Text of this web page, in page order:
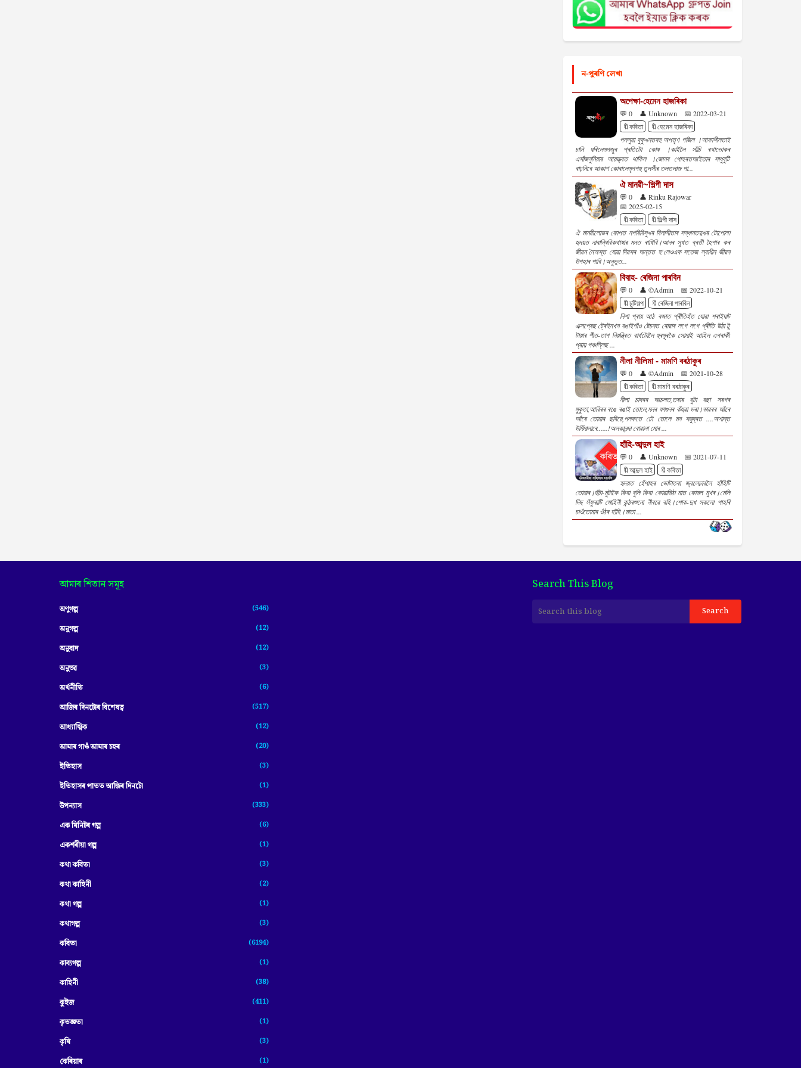
ন-পুৰণি লেখা
অপেক্ষা-হেমেন হাজৰিকা
💬 0 👤 Unknown
📅 2022-03-21
🔖কবিতা
🔖হেমেন হাজৰিকা
পলসুৱা বুকুখনতবহু অপতৃণ গজিল ।আকাশীলতাই
চানি ধৰিলেমগজুৰ প্ৰতিটো কোষ ।কাইলৈ সাঁচি ৰখাভোকৰ
এসাঁজনুনিয়াৰ আয়ত্ত্বত থাকিল ।জোনৰ পোহৰতআইতাৰ সাধুবুটি
বাঢ়নিৰে আকাশ কোবালেমৃগপহু তুলসীৰ তলতলাজ পা...
ঐ মানৱী~শিল্পী দাস
💬 0
👤 Rinku Rajowar
📅 2025-02-15
🔖কবিতা
🔖শিল্পী দাস
ঐ মানৱীলোভৰ কোপত নপৰিবিসুখৰ বিলাসীতাৰ সন্ধানতদুখৰ টোপোলা
হৃদয়ত নাবান্ধিবিকথাষাৰ মনত ৰাখিবি।আনৰ সুখত ব্ৰতী হৈপাৰ কৰ
জীৱন নৈঅস্ত যোৱা দিৱসৰ অন্তত হ'লেওএক সতেজ স্বাধীন জীৱন
উপহাৰ পাবি।অনুভূত...
বিবাহ- ৰেজিনা পাৰবিন
💬 0 👤 ©Admin
📅 2022-10-21
🔖চুটিগল্প
🔖ৰেজিনা পাৰবিন
নিশা প্ৰায় আঠ বজাত প্ৰীতিহঁত যোৱা শৰাইঘাট
এক্সপ্ৰেছ ট্ৰেইনখন বঙাইগাঁও ষ্টেচনত ৰোৱাৰ লগে লগে প্ৰীতি উঠা টু
টায়াৰ শীত-তাপ নিয়ন্ত্ৰিত বাৰ্থটোলৈ হুৰমূৰকৈ সোমাই আহিল এগৰাকী
প্ৰায় পঞ্চল্লিছ ...
নীলা নীলিমা - মামণি বৰঠাকুৰ
💬 0 👤 ©Admin
📅 2021-10-28
🔖কবিতা
🔖মামণি বৰঠাকুৰ
নীলা চাদৰৰ আচলত,তৰাৰ বুটা বছা সৰগৰ
মুকুতা,আবিৰৰ ৰঙে ৰঙাই তোলে,মনৰ ফাগুনৰ কঁহুৱা ডৰা।ডাৱৰৰ আঁৰে
আঁৰে তোমাৰ ছবিয়ে,পলকতে ঢৌ তোলে মন সমুদ্ৰত ....অশান্ত
উৰ্মিমালাৰে......!অলকানন্দা বোৱালা মোৰ ...
হাঁহি-আব্দুল হাই
💬 0 👤 Unknown
📅 2021-07-11
🔖আব্দুল হাই
🔖কবিতা
হৃদয়ত হেঁপাহৰ ভোটাতৰা জ্বলেচাবলৈ হাঁহিটি
তোমাৰ।হুঁটা-মুটাকৈ কিবা বুলি কিবা কোৱামিঠা মাত কোমল মুখৰ।মেলি
দিছ সঁফুৰাটি মোহিনী কন্ঠৰশুনো নীৰৱে বহি।শোক-দুখ সকলো পাহৰি
চাওঁতোমাৰ ওঁঠৰ হাঁহি।মাতা ...
আমাৰ শিতান সমূহ
অণুগল্প (546)
অনুগল্প (12)
অনুবাদ (12)
অনুভৱ (3)
অৰ্থনীতি (6)
আজিৰ দিনটোৰ বিশেষত্ব (517)
আধ্যাত্মিক (12)
আমাৰ গাওঁ আমাৰ চহৰ (20)
ইতিহাস (3)
ইতিহাসৰ পাতত আজিৰ দিনটো (1)
উপন্যাস (333)
এক মিনিটৰ গল্প (6)
একশৰীয়া গল্প (1)
কথা কবিতা (3)
কথা কাহিনী (2)
কথা গল্প (1)
কথাগল্প (3)
কবিতা (6194)
কাব্যগল্প (1)
কাহিনী (38)
কুইজ (411)
কৃতজ্ঞতা (1)
কৃষি (3)
কেৰিয়াৰ (1)
Search This Blog